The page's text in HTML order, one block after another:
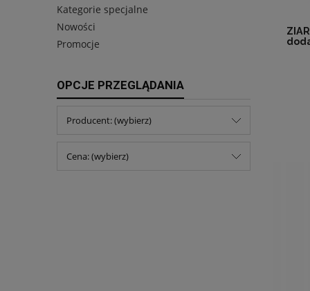
Kategorie specjalne
Nowości
Promocje
OPCJE PRZEGLĄDANIA
Producent: (wybierz)
Cena: (wybierz)